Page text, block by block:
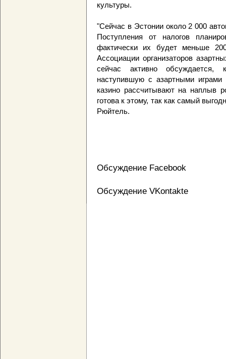
культуры.
"Сейчас в Эстонии около 2 000
Поступления от налогов
фактически их будет меньше
Ассоциации организаторов
сейчас активно обсуждается,
наступившую с азартными
казино рассчитывают на наплыв
готова к этому, так как самый
Рюйтель.
Обсуждение Facebook
Обсуждение VKontakte